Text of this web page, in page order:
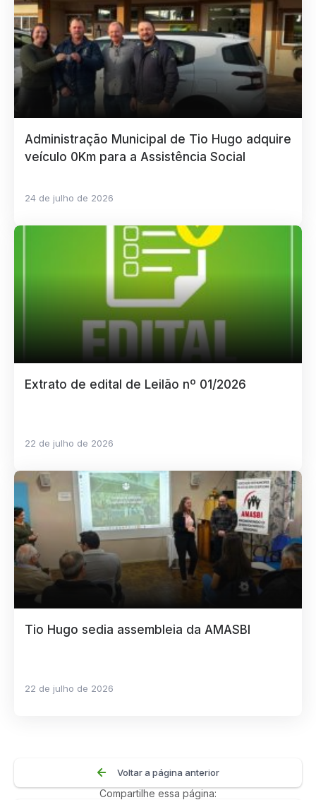
Administração Municipal de Tio Hugo adquire
veículo 0Km para a Assistência Social
24 de julho de 2026
Extrato de edital de Leilão nº 01/2026
22 de julho de 2026
Tio Hugo sedia assembleia da AMASBI
22 de julho de 2026
Voltar a página anterior
Compartilhe essa página: